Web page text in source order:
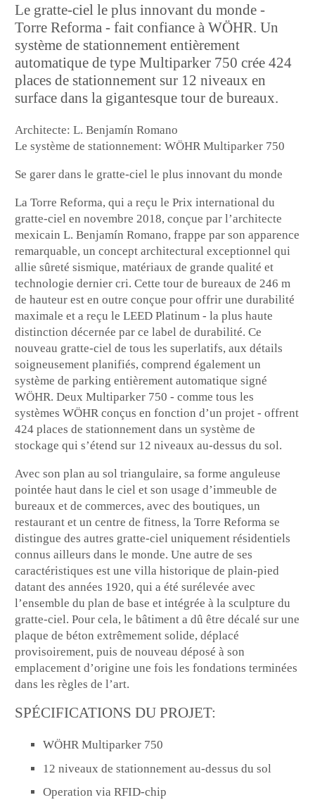
Le gratte-ciel le plus innovant du monde -
Torre Reforma - fait confiance à WÖHR. Un
système de stationnement entièrement
automatique de type Multiparker 750 crée 424
places de stationnement sur 12 niveaux en
surface dans la gigantesque tour de bureaux.
Architecte: L. Benjamín Romano
Le système de stationnement: WÖHR Multiparker 750
Se garer dans le gratte-ciel le plus innovant du monde
La Torre Reforma, qui a reçu le Prix international du
gratte-ciel en novembre 2018, conçue par l’architecte
mexicain L. Benjamín Romano, frappe par son apparence
remarquable, un concept architectural exceptionnel qui
allie sûreté sismique, matériaux de grande qualité et
technologie dernier cri. Cette tour de bureaux de 246 m
de hauteur est en outre conçue pour offrir une durabilité
maximale et a reçu le LEED Platinum - la plus haute
distinction décernée par ce label de durabilité. Ce
nouveau gratte-ciel de tous les superlatifs, aux détails
soigneusement planifiés, comprend également un
système de parking entièrement automatique signé
WÖHR. Deux Multiparker 750 - comme tous les
systèmes WÖHR conçus en fonction d’un projet - offrent
424 places de stationnement dans un système de
stockage qui s’étend sur 12 niveaux au-dessus du sol.
Avec son plan au sol triangulaire, sa forme anguleuse
pointée haut dans le ciel et son usage d’immeuble de
bureaux et de commerces, avec des boutiques, un
restaurant et un centre de fitness, la Torre Reforma se
distingue des autres gratte-ciel uniquement résidentiels
connus ailleurs dans le monde. Une autre de ses
caractéristiques est une villa historique de plain-pied
datant des années 1920, qui a été surélevée avec
l’ensemble du plan de base et intégrée à la sculpture du
gratte-ciel. Pour cela, le bâtiment a dû être décalé sur une
plaque de béton extrêmement solide, déplacé
provisoirement, puis de nouveau déposé à son
emplacement d’origine une fois les fondations terminées
dans les règles de l’art.
SPÉCIFICATIONS DU PROJET:
WÖHR Multiparker 750
12 niveaux de stationnement au-dessus du sol
Operation via RFID-chip